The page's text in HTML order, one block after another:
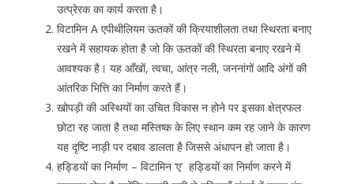
उत्प्रेरक का कार्य करता है।
विटामिन A एपीथीलियम ऊतकों की क्रियाशीलता तथा स्थिरता बनाए
रखने में सहायक होता है जो कि ऊतकों की स्थिरता बनाए रखने में
आवश्यक है। यह आँखों, त्वचा, आंत्र नली, जननांगों आदि अंगों की
आंतरिक भित्ति का निर्माण करते हैं।
खोपड़ी की अस्थियों का उचित विकास न होने पर इसका क्षेत्रफल
छोटा रह जाता है तथा मस्तिष्क के लिए स्थान कम रह जाने के कारण
यह दृष्टि नाड़ी पर दबाव डालता है जिससे अंधापन हो जाता है।
हड्डियों का निर्माण – विटामिन ‘ए’ हड्डियों का निर्माण करने में